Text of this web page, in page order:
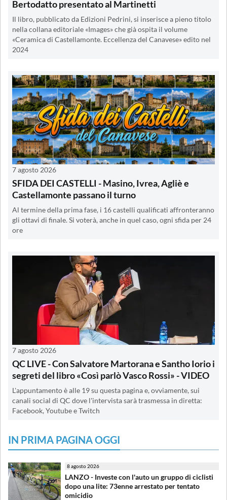
Bertodatto presentato al Martinetti
Il libro, pubblicato da Edizioni Pedrini, si inserisce a pieno titolo
nella collana editoriale «Images» che già ospita il volume
«Ceramica di Castellamonte. Eccellenza del Canavese» edito nel
2024
7 agosto 2026
SFIDA DEI CASTELLI - Masino, Ivrea, Agliè e
Castellamonte passano il turno
Al termine della prima fase, i 16 castelli qualificati affronteranno
gli ottavi di finale. Si voterà, anche in quel caso, ogni sfida per 24
ore
7 agosto 2026
QC LIVE - Con Salvatore Martorana e Santho Iorio i
segreti del libro «Così parlò Vasco Rossi» - VIDEO
L'appuntamento è alle 19 su questa pagina e, ovviamente, sui
canali social di QC dove l'intervista sarà trasmessa in diretta:
Facebook, Youtube e Twitch
IN PRIMA PAGINA OGGI
8 agosto 2026
LANZO - Investe con l'auto un gruppo di ciclisti
dopo una lite: 73enne arrestato per tentato
omicidio